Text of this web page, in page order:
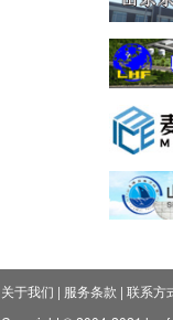
关于我们 | 服务条款 | 联系方